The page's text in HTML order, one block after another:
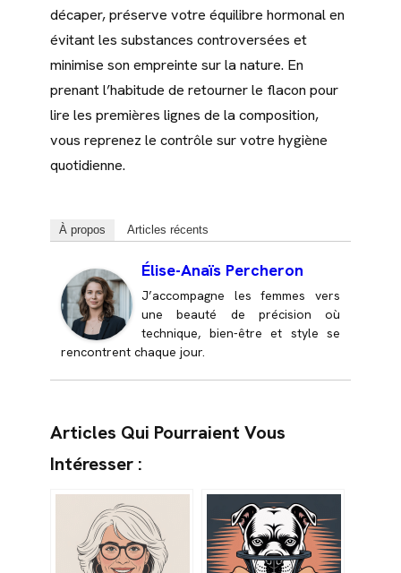
décaper, préserve votre équilibre hormonal en
évitant les substances controversées et
minimise son empreinte sur la nature. En
prenant l’habitude de retourner le flacon pour
lire les premières lignes de la composition,
vous reprenez le contrôle sur votre hygiène
quotidienne.
À propos Articles récents
Élise-Anaïs Percheron
J’accompagne les femmes vers
une beauté de précision où
technique, bien-être et style se
rencontrent chaque jour.
Articles Qui Pourraient Vous
Intéresser :